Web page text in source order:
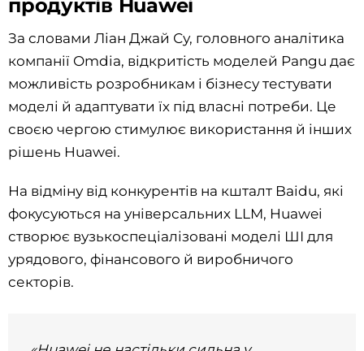
продуктів Huawei
За словами Ліан Джай Су, головного аналітика
компанії Omdia, відкритість моделей Pangu дає
можливість розробникам і бізнесу тестувати
моделі й адаптувати їх під власні потреби. Це
своєю чергою стимулює використання й інших
рішень Huawei.
На відміну від конкурентів на кшталт Baidu, які
фокусуються на універсальних LLM, Huawei
створює вузькоспеціалізовані моделі ШІ для
урядового, фінансового й виробничого
секторів.